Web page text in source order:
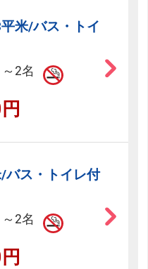
米/バス・トイ
～2名
バス・トイレ付
～2名